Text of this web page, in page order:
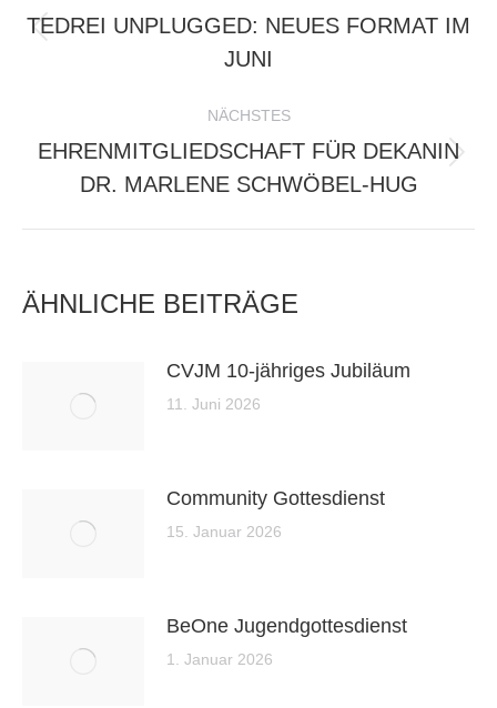
Vorheriger
Beitrag:
TEDREI UNPLUGGED: NEUES FORMAT IM
JUNI
NÄCHSTES
Nächster
Beitrag:
EHRENMITGLIEDSCHAFT FÜR DEKANIN
DR. MARLENE SCHWÖBEL-HUG
ÄHNLICHE BEITRÄGE
CVJM 10-jähriges Jubiläum
11. Juni 2026
Community Gottesdienst
15. Januar 2026
BeOne Jugendgottesdienst
1. Januar 2026